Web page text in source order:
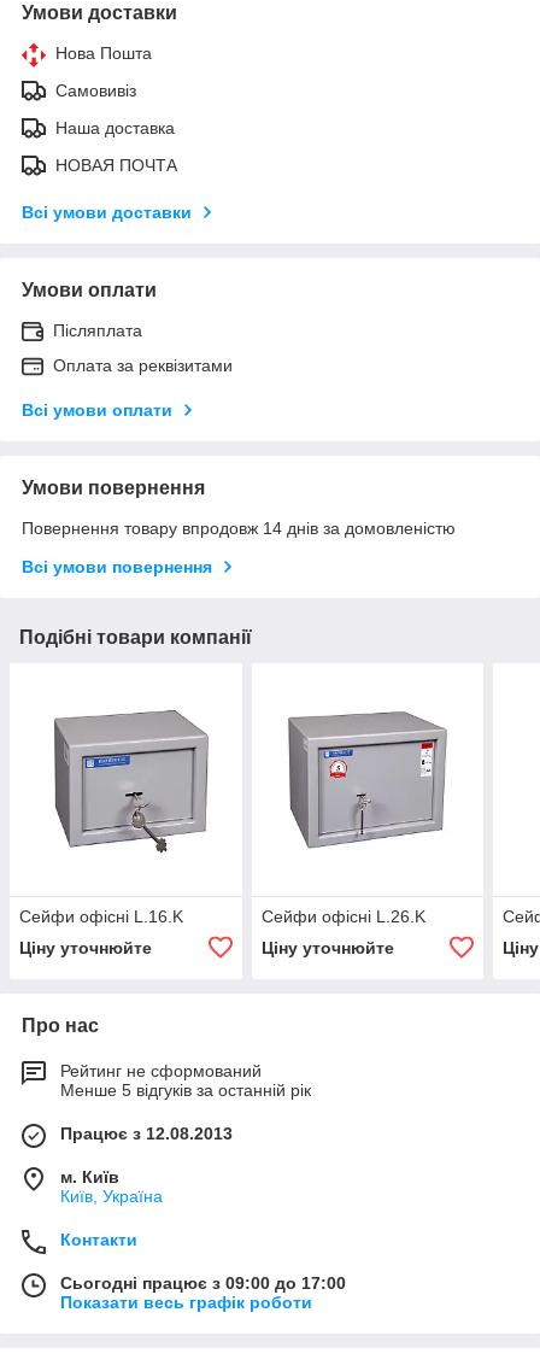
Умови доставки
Нова Пошта
Самовивіз
Наша доставка
НОВАЯ ПОЧТА
Всі умови доставки
Умови оплати
Післяплата
Оплата за реквізитами
Всі умови оплати
Умови повернення
Повернення товару впродовж 14 днів за домовленістю
Всі умови повернення
Подібні товари компанії
Сейфи офісні L.16.K
Ціну уточнюйте
Сейфи офісні L.26.K
Ціну уточнюйте
Про нас
Рейтинг не сформований
Менше 5 відгуків за останній рік
Працює з 12.08.2013
м. Київ
Київ, Україна
Контакти
Сьогодні працює з 09:00 до 17:00
Показати весь графік роботи